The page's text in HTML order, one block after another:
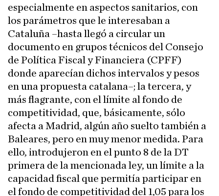
especialmente en aspectos sanitarios, con
los parámetros que le interesaban a
Cataluña –hasta llegó a circular un
documento en grupos técnicos del Consejo
de Política Fiscal y Financiera (CPFF)
donde aparecían dichos intervalos y pesos
en una propuesta catalana–; la tercera, y
más flagrante, con el límite al fondo de
competitividad, que, básicamente, sólo
afecta a Madrid, algún año suelto también a
Baleares, pero en muy menor medida. Para
ello, introdujeron en el punto 8 de la DT
primera de la mencionada ley, un límite a la
capacidad fiscal que permitía participar en
el fondo de competitividad del 1,05 para los